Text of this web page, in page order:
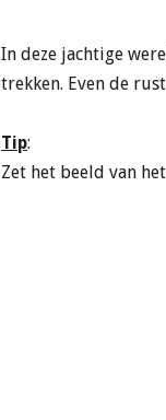
In deze jachtige
trekken. Even de
Tip:
Zet het beeld van